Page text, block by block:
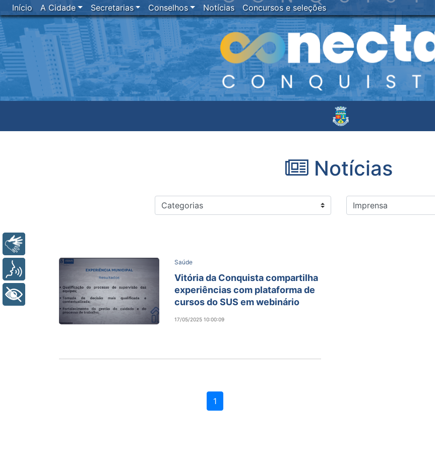
Início A Cidade Secretarias Conselhos Notícias Concursos e seleções
Notícias
Saúde
Vitória da Conquista compartilha
experiências com plataforma de
cursos do SUS em webinário
17/05/2025 10:00:09
1
+ Acessibilidade